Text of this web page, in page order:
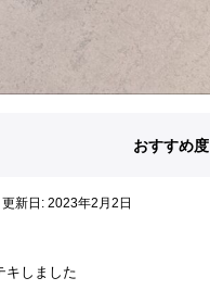
おすすめ度
更新日: 2023年2月2日
キしました